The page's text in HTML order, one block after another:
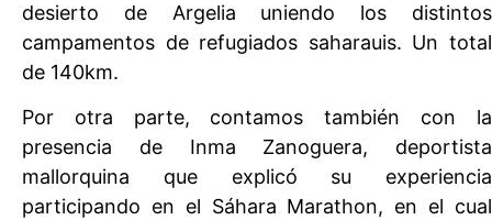
desierto de Argelia uniendo los distintos
campamentos de refugiados saharauis. Un total
de 140km.
Por otra parte, contamos también con la
presencia de Inma Zanoguera, deportista
mallorquina que explicó su experiencia
participando en el Sáhara Marathon, en el cual